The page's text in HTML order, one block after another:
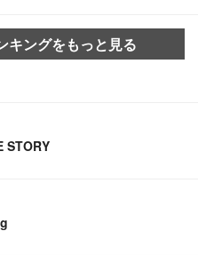
キングをもっと見る
STORY